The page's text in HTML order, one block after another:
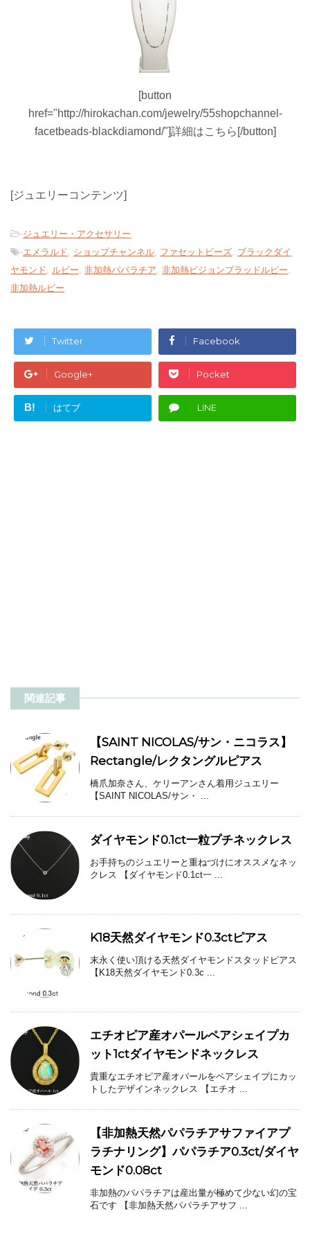
[button
href="http://hirokachan.com/jewelry/55shopchannel-
facetbeads-blackdiamond/"]詳細はこちら[/button]
[ジュエリーコンテンツ]
-ジュエリー・アクセサリー
-エメラルド ショップチャンネル ファセットビーズ ブラックダイ
ヤモンド
ルビー 非加熱パパラチア 非加熱ピジョンブラッドルビー
非加熱ルビー
Twitter Facebook
Google+ Pocket
B! はてブ LINE
関連記事
【SAINT NICOLAS/サン・ニコラス】
Rectangle/レクタングルピアス
橋爪加奈さん、ケリーアンさん着用ジュエリー
【SAINT NICOLAS/サン・ ...
ダイヤモンド0.1ct一粒プチネックレス
お手持ちのジュエリーと重ねづけにオススメなネッ
クレス 【ダイヤモンド0.1ct一 ...
K18天然ダイヤモンド0.3ctピアス
末永く使い頂ける天然ダイヤモンドスタッドピアス
【K18天然ダイヤモンド0.3c ...
エチオピア産オパールペアシェイプカ
ット1ctダイヤモンドネックレス
貴重なエチオピア産オパールをペアシェイプにカッ
トしたデザインネックレス 【エチオ ...
【非加熱天然パパラチアサファイアプ
ラチナリング】パパラチア0.3ct/ダイヤ
モンド0.08ct
非加熱のパパラチアは産出量が極めて少ない幻の宝
石です 【非加熱天然パパラチアサフ ...